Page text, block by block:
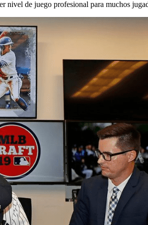
nivel de juego profesional para muchos